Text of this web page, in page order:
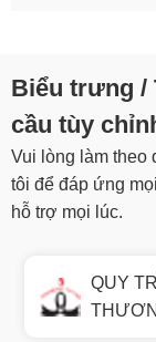
Biểu trưng /
cầu tùy
Vui lòng làm theo
tôi để đáp ứng
hỗ trợ mọi lúc.
QUY